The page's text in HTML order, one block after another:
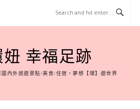
妞 幸福足跡
內外旅遊景點/美食/住宿，夢想【環】遊世界